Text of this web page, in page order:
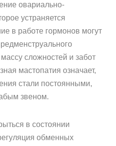
овариально-
устраняется
в работе гормонов могут
сложностей и забот
мастопатия означает,
стали постоянными,
звеном.
в состоянии
обменных